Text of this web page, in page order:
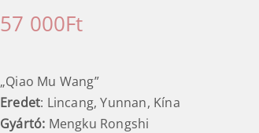
57 000Ft
„Qiao Mu Wang”
Eredet: Lincang, Yunnan, Kína
Gyártó: Mengku Rongshi